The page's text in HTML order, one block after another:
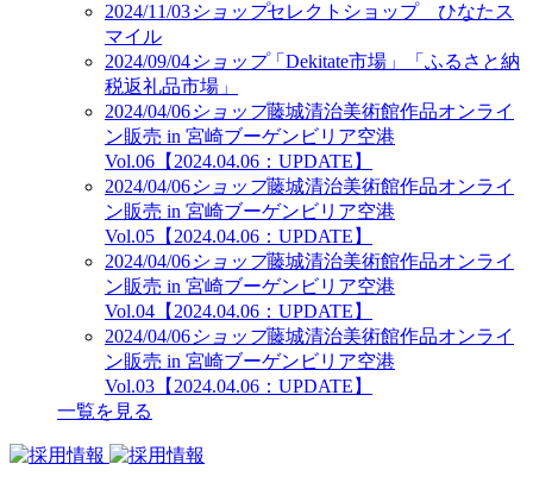
2024/11/03ショップセレクトショップ ひなたス
マイル
2024/09/04ショップ「Dekitate市場」「ふるさと納
税返礼品市場」
2024/04/06ショップ藤城清治美術館作品オンライ
ン販売 in 宮崎ブーゲンビリア空港
Vol.06【2024.04.06：UPDATE】
2024/04/06ショップ藤城清治美術館作品オンライ
ン販売 in 宮崎ブーゲンビリア空港
Vol.05【2024.04.06：UPDATE】
2024/04/06ショップ藤城清治美術館作品オンライ
ン販売 in 宮崎ブーゲンビリア空港
Vol.04【2024.04.06：UPDATE】
2024/04/06ショップ藤城清治美術館作品オンライ
ン販売 in 宮崎ブーゲンビリア空港
Vol.03【2024.04.06：UPDATE】
一覧を見る